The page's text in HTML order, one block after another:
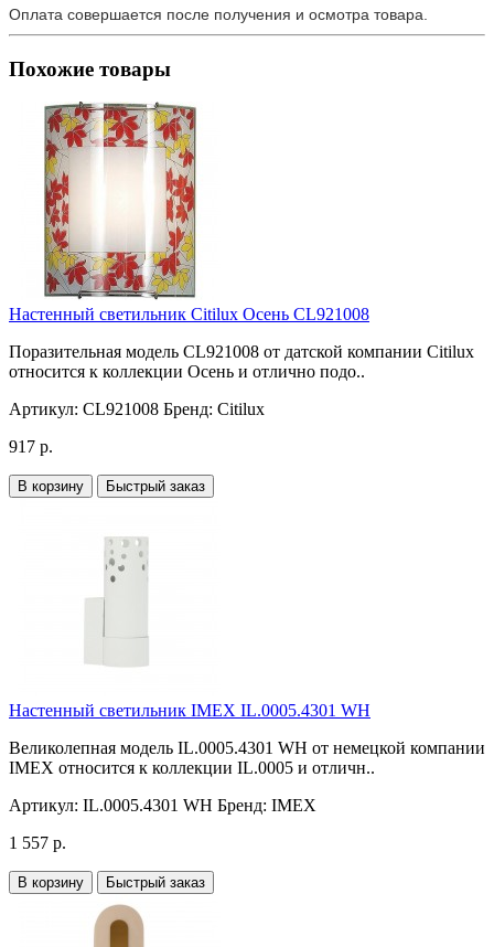
Оплата совершается после получения и осмотра товара.
Похожие товары
Настенный светильник Citilux Осень CL921008
Поразительная модель CL921008 от датской компании Citilux
относится к коллекции Осень и отлично подо..
Артикул: CL921008 Бренд: Citilux
917 р.
В корзину Быстрый заказ
Настенный светильник IMEX IL.0005.4301 WH
Великолепная модель IL.0005.4301 WH от немецкой компании
IMEX относится к коллекции IL.0005 и отличн..
Артикул: IL.0005.4301 WH Бренд: IMEX
1 557 р.
В корзину Быстрый заказ